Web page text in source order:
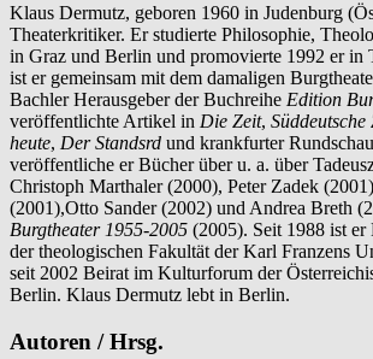
Klaus Dermutz, geboren 1960 in Judenburg
Theaterkritiker. Er studierte Philosophie,
in Graz und Berlin und promovierte 1992 er in
ist er gemeinsam mit dem damaligen
Bachler Herausgeber der Buchreihe Edition
veröffentlichte Artikel in Die Zeit, Süddeutsche
heute, Der Standsrd und krankfurter
veröffentliche er Bücher über u. a. über
Christoph Marthaler (2000), Peter Zadek
(2001),Otto Sander (2002) und Andrea Breth
Burgtheater 1955-2005 (2005). Seit 1988 ist er
der theologischen Fakultät der Karl Franzens
seit 2002 Beirat im Kulturforum der
Berlin. Klaus Dermutz lebt in Berlin.
Autoren / Hrsg.